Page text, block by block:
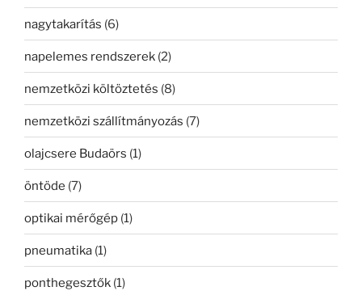
nagytakarítás (6)
napelemes rendszerek (2)
nemzetközi költöztetés (8)
nemzetközi szállítmányozás (7)
olajcsere Budaörs (1)
öntöde (7)
optikai mérőgép (1)
pneumatika (1)
ponthegesztők (1)